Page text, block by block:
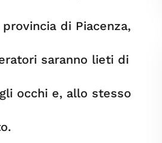
di Piacenza,
saranno lieti di
occhi e, allo stesso